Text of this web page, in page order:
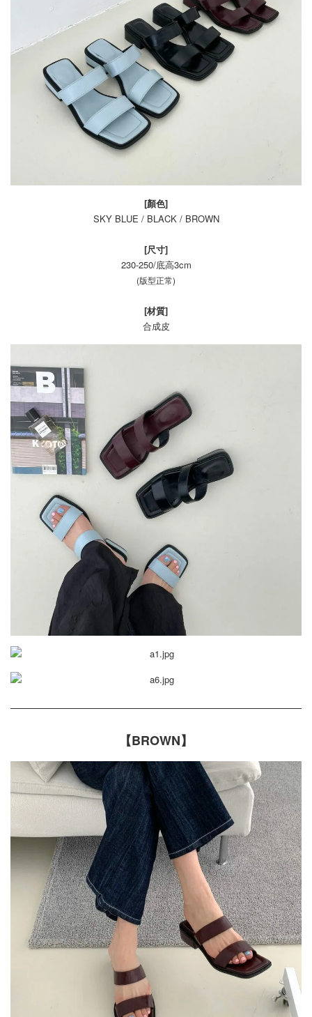
[顏色]
SKY BLUE / BLACK / BROWN
[尺寸]
230-250/底高3cm
(版型正常)
[材質]
合成皮
【BROWN】